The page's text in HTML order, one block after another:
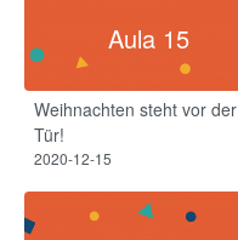
Aula 15
Weihnachten steht vor der
Tür!
2020-12-15